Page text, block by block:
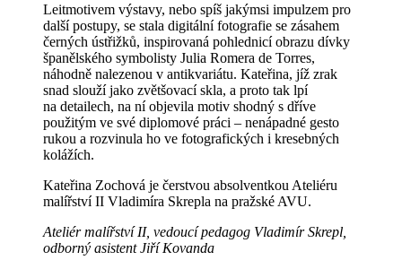
Leitmotivem výstavy, nebo spíš jakýmsi impulzem pro
další postupy, se stala digitální fotografie se zásahem
černých ústřižků, inspirovaná pohlednicí obrazu dívky
španělského symbolisty Julia Romera de Torres,
náhodně nalezenou v antikvariátu. Kateřina, jíž zrak
snad slouží jako zvětšovací skla, a proto tak lpí
na detailech, na ní objevila motiv shodný s dříve
použitým ve své diplomové práci – nenápadné gesto
rukou a rozvinula ho ve fotografických i kresebných
kolážích.
Kateřina Zochová je čerstvou absolventkou Ateliéru
malířství II Vladimíra Skrepla na pražské AVU.
Ateliér malířství II, vedoucí pedagog Vladimír Skrepl,
odborný asistent Jiří Kovanda